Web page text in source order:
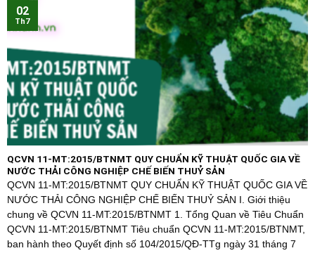
QCVN 11-MT:2015/BTNMT QUY CHUẨN KỸ THUẬT QUỐC GIA VỀ
NƯỚC THẢI CÔNG NGHIỆP CHẾ BIẾN THUỶ SẢN
QCVN 11-MT:2015/BTNMT QUY CHUẨN KỸ THUẬT QUỐC GIA VỀ
NƯỚC THẢI CÔNG NGHIỆP CHẾ BIẾN THUỶ SẢN I. Giới thiệu
chung về QCVN 11-MT:2015/BTNMT 1. Tổng Quan về Tiêu Chuẩn
QCVN 11-MT:2015/BTNMT Tiêu chuẩn QCVN 11-MT:2015/BTNMT,
ban hành theo Quyết định số 104/2015/QĐ-TTg ngày 31 tháng 7
02
Th7